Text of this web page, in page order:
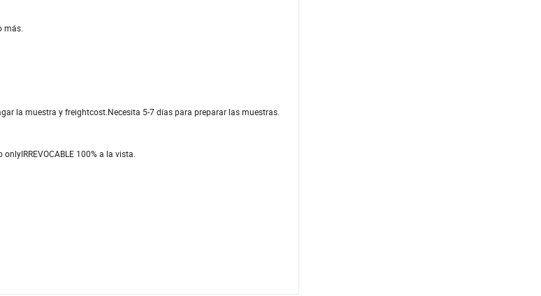
más.
la muestra y freightcost.Necesita 5-7 días para preparar las muestras.
100% a la vista.